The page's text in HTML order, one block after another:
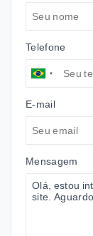
Telefone
E-mail
Mensagem